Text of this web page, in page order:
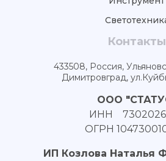
Контакты
433508, Россия,
Димитровград,
ООО
ИНН
ОГРН
ИП Козлова Наталья